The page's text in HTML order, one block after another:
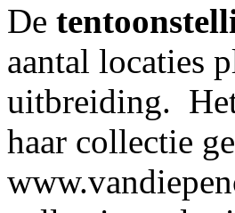
De
aantal locaties
uitbreiding.
haar collectie